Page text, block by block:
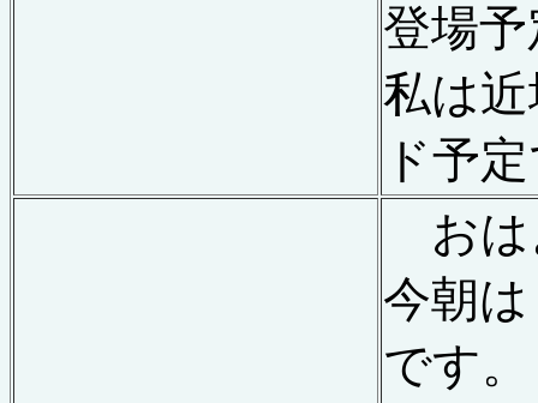
登場
私は
ド予
おは
今朝
です。